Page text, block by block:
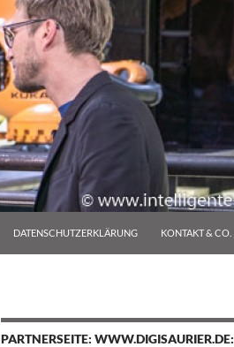
DATENSCHUTZERKLÄRUNG KONTAKT & CO.
PARTNERSEITE: WWW.DIGISAURIER.DE: